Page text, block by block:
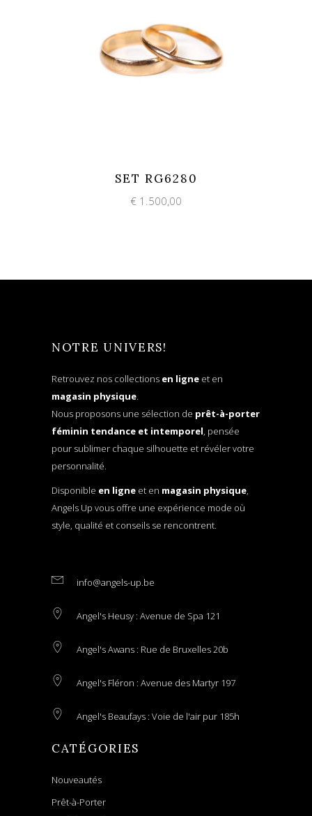
SET RG6280
€ 1.500,00
NOTRE UNIVERS!
Retrouvez nos collections en ligne et en
magasin physique.
Nous proposons une sélection de prêt-à-porter
féminin tendance et intemporel, pensée
pour sublimer chaque silhouette et révéler votre
personnalité.
Disponible en ligne et en magasin physique,
Angels Up vous offre une expérience mode où
style, qualité et conseils se rencontrent.
info@angels-up.be
Angel's Heusy : Avenue de Spa 121
Angel's Awans : Rue de Bruxelles 20b
Angel's Fléron : Avenue des Martyr 197
Angel's Beaufays : Voie de l'air pur 185h
CATÉGORIES
Nouveautés
Prêt-à-Porter